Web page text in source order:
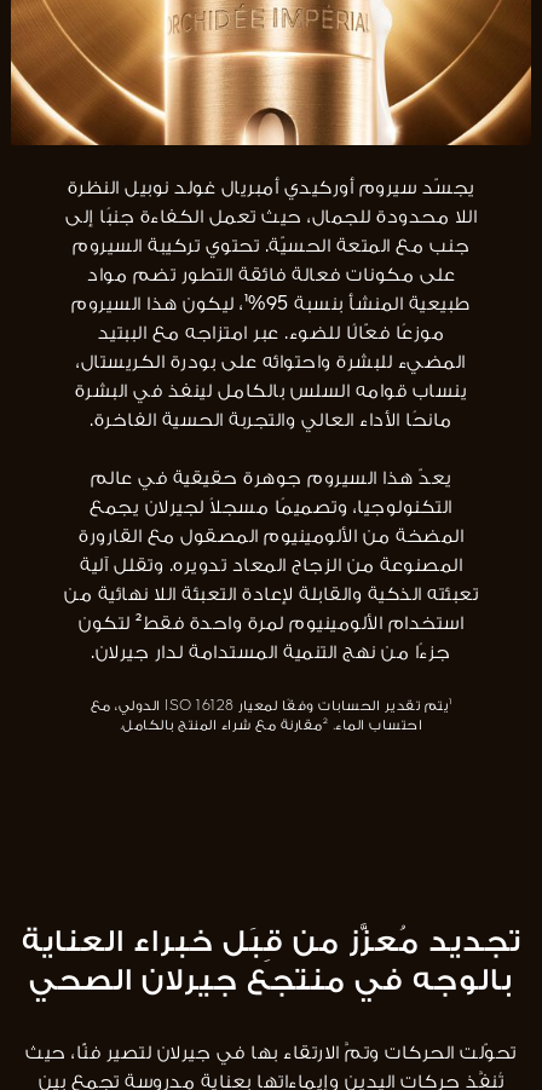
يجسّد سيروم أوركيدي أمبريال غولد نوبيل النظرة
اللا محدودة للجمال، حيث تعمل الكفاءة جنبًا إلى
جنب مع المتعة الحسيّة. تحتوي تركيبة السيروم
على مكونات فعالة فائقة التطور تضم مواد
طبيعية المنشأ بنسبة 95%¹، ليكون هذا السيروم
موزعًا فعّالًا للضوء. عبر امتزاجه مع الببتيد
المضيء للبشرة واحتوائه على بودرة الكريستال،
ينساب قوامه السلس بالكامل لينفذ في البشرة
مانحًا الأداء العالي والتجربة الحسية الفاخرة.
يعدّ هذا السيروم جوهرة حقيقية في عالم
التكنولوجيا، وتصميمًا مسجلاً لجيرلان يجمع
المضخة من الألومينيوم المصقول مع القارورة
المصنوعة من الزجاج المعاد تدويره. وتقلل آلية
تعبئته الذكية والقابلة لإعادة التعبئة اللا نهائية من
استخدام الألومينيوم لمرة واحدة فقط² لتكون
جزءًا من نهج التنمية المستدامة لدار جيرلان.
¹يتم تقدير الحسابات وفقًا لمعيار ISO 16128 الدولي، مع
احتساب الماء. ²مقارنة مع شراء المنتج بالكامل.
تجديد مُعزَّز من قِبَل خبراء العناية
بالوجه في منتجع جيرلان الصحي
تحوّلت الحركات وتمَّ الارتقاء بها في جيرلان لتصير فنًّا، حيث
تُنفَّذ حركات اليدين وإيماءاتها بعناية مدروسة تجمع بين